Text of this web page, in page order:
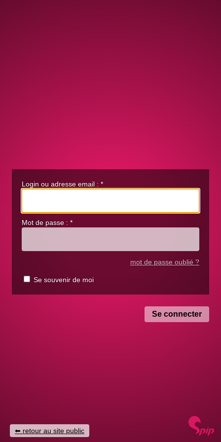
Login ou adresse email : *
Mot de passe : *
mot de passe oublié ?
Se souvenir de moi
retour au site public